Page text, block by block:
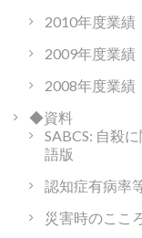
2010年度業績
2009年度業績
2008年度業績
◆資料
SABCS: 自殺
語版
認知症有病率
災害時のここ